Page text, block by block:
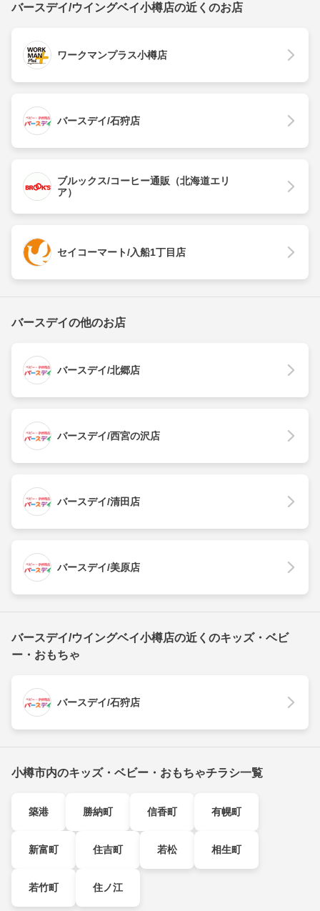
バースデイ/ウイングベイ小樽店の近くのお店
ワークマンプラス小樽店
バースデイ/石狩店
ブルックス/コーヒー通販（北海道エリ
ア）
セイコーマート/入船1丁目店
バースデイの他のお店
バースデイ/北郷店
バースデイ/西宮の沢店
バースデイ/清田店
バースデイ/美原店
バースデイ/ウイングベイ小樽店の近くのキッズ・ベビ
ー・おもちゃ
バースデイ/石狩店
小樽市内のキッズ・ベビー・おもちゃチラシ一覧
築港 勝納町 信香町 有幌町
新富町 住吉町 若松 相生町
若竹町 住ノ江